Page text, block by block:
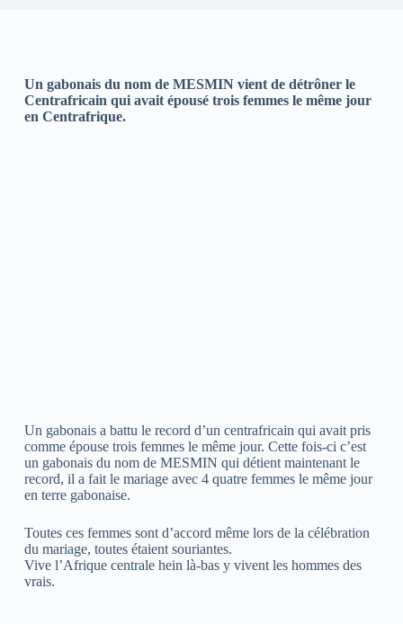
Un gabonais du nom de MESMIN vient de détrôner le
Centrafricain qui avait épousé trois femmes le même jour
en Centrafrique.
Un gabonais a battu le record d’un centrafricain qui avait pris
comme épouse trois femmes le même jour. Cette fois-ci c’est
un gabonais du nom de MESMIN qui détient maintenant le
record, il a fait le mariage avec 4 quatre femmes le même jour
en terre gabonaise.
Toutes ces femmes sont d’accord même lors de la célébration
du mariage, toutes étaient souriantes.
Vive l’Afrique centrale hein là-bas y vivent les hommes des
vrais.